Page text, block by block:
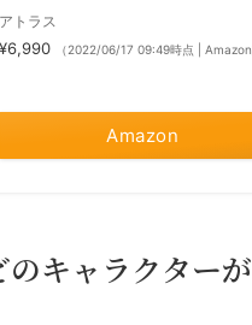
アトラス
¥6,990 （2022/06/17 09:49時点 | Amazon
Amazon
のキャラクター